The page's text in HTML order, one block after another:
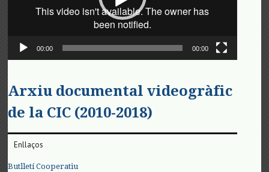
00:00 00:00
Arxiu documental videogràfic
de la CIC (2010-2018)
Enllaços
Butlletí Cooperatiu